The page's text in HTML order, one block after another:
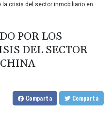
2615.791646
1056.362238
7.801236
CNH 7.796982
COP 3648.921861
CUC 1.156149
CUP 30.637949
la crisis del sector inmobiliario en
POR LOS
DEL SECTOR
Comparta Comparta